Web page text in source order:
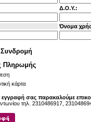
Δ.Ο.Υ.:
Όνομα
Συνδρομή
Πληρωμής
κάρτα
εγγραφή σας παρακαλούμε
τηλ. 2310486917,